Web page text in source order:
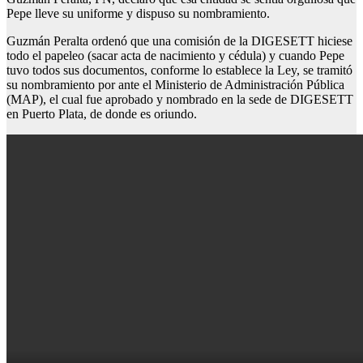
Pepe lleve su uniforme y dispuso su nombramiento.
Guzmán Peralta ordenó que una comisión de la DIGESETT hiciese
todo el papeleo (sacar acta de nacimiento y cédula) y cuando Pepe
tuvo todos sus documentos, conforme lo establece la Ley, se tramitó
su nombramiento por ante el Ministerio de Administración Pública
(MAP), el cual fue aprobado y nombrado en la sede de DIGESETT
en Puerto Plata, de donde es oriundo.